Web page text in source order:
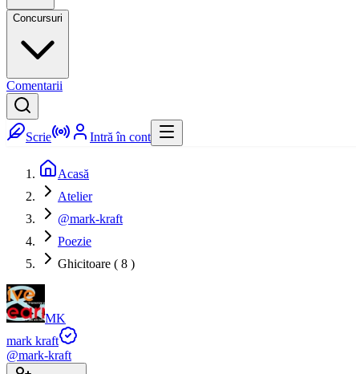
Concursuri
Comentarii
Scrie Intră în cont
Acasă
Atelier
@mark-kraft
Poezie
Ghicitoare ( 8 )
MK
mark kraft
@mark-kraft